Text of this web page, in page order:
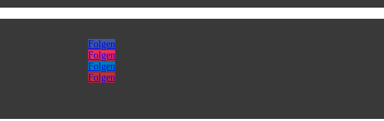
Folgen
Folgen
Folgen
Folgen